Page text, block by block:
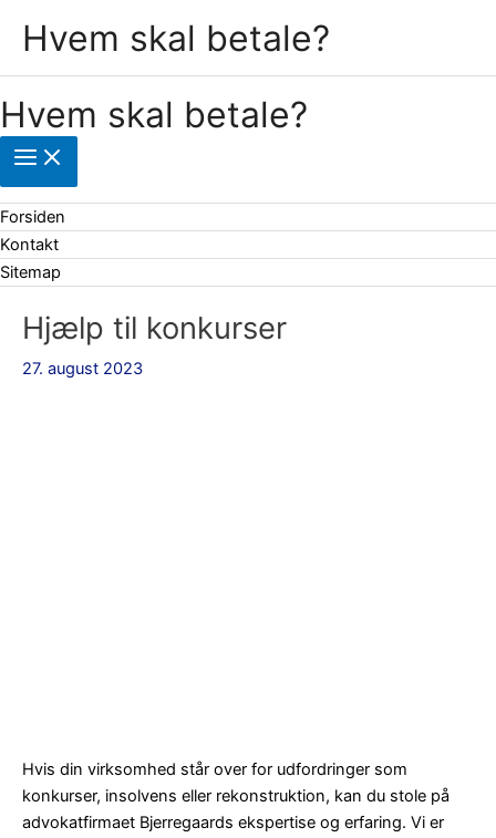
Hvem skal betale?
Hvem skal betale?
Forsiden
Kontakt
Sitemap
Hjælp til konkurser
27. august 2023
Hvis din virksomhed står over for udfordringer som
konkurser, insolvens eller rekonstruktion, kan du stole på
advokatfirmaet Bjerregaards ekspertise og erfaring. Vi er